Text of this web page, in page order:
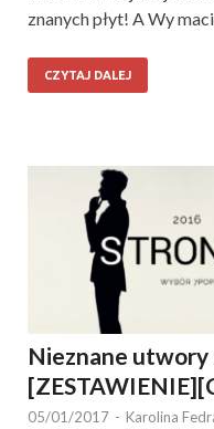
znanych płyt! A Wy
CZYTAJ DALEJ
Nieznane utwory
05/01/2017 - Karolina